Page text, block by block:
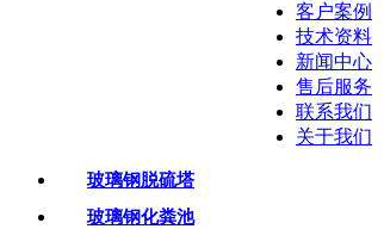
客户案例
技术资料
新闻中心
售后服务
联系我们
关于我们
玻璃钢脱硫塔
玻璃钢化粪池